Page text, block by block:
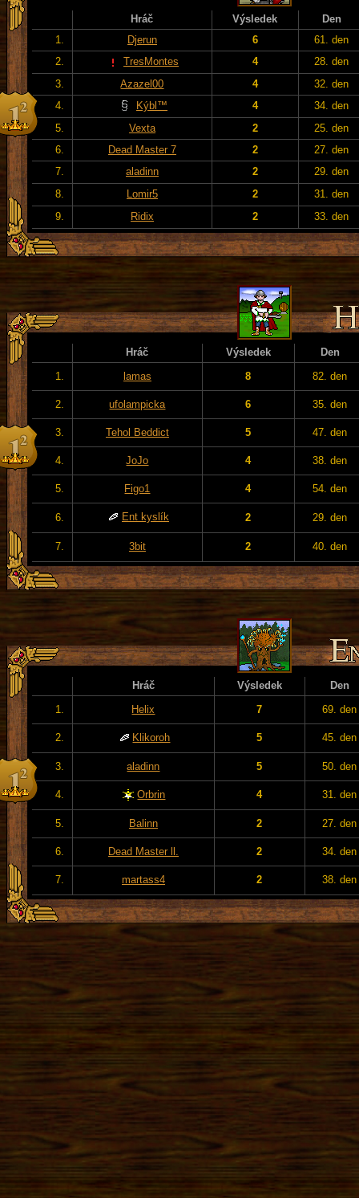
Hráč Výsledek
Den
1.
Djerun 6
61. den
2.
TresMontes 4
28. den
3.
Azazel00 4
32. den
4.
Kýbl™ 4
34. den
5.
Vexta 2
25. den
6.
Dead Master 7 2
27. den
7.
aladinn 2
29. den
8.
Lomir5 2
31. den
9.
Ridix 2 33. den
Hráč Výsledek
Den
1.
lamas 8 82. den
2. ufolampicka 6 35. den
3. Tehol Beddict 5 47. den
4. JoJo 4 38. den
5. Figo1 4 54. den
6. Ent kyslík 2 29. den
7. 3bit 2 40. den
Hráč Výsledek
Den
1.
Helix 7 69. den
2. Klikoroh 5 45. den
3. aladinn 5 50. den
4. Orbrin 4 31. den
5. Balinn 2 27. den
6. Dead Master ll. 2 34. den
7. martass4 2 38. den